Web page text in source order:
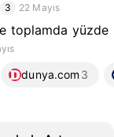
3 22 Mayıs
toplamda yüzde
dunya.com 3